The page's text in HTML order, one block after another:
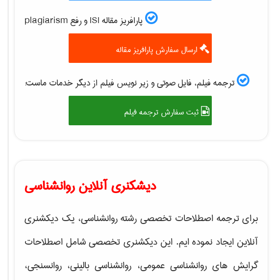
پارافریز مقاله ISI و رفع plagiarism
ارسال سفارش پارافریز مقاله
ترجمه فیلم، فایل صوتی و زیر نویس فیلم از دیگر خدمات ماست:
ثبت سفارش ترجمه فیلم
دیشکنری آنلاین روانشناسی
برای ترجمه اصطلاحات تخصصی رشته روانشناسی، یک دیکشنری
آنلاین ایجاد نموده ایم. این دیکشنری تخصصی شامل اصطلاحات
گرایش هایروانشناسی عمومی، روانشناسی بالینی، روانسنجی،